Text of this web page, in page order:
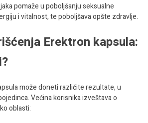
pomaže u poboljšanju seksualne
i vitalnost, te poboljšava opšte zdravlje.
Erektron kapsula:
može doneti različite rezultate, u
Većina korisnika izveštava o
oblasti: